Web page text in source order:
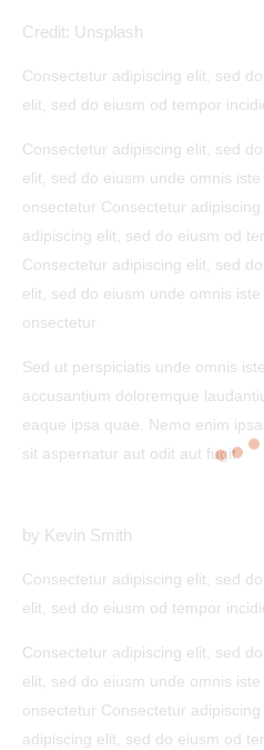
Credit: Unsplash
Consectetur adipiscing elit, sed
elit, sed do eiusm od tempor
Consectetur adipiscing elit, sed
elit, sed do eiusm unde omnis
onsectetur Consectetur
adipiscing elit, sed do eiusm od
Consectetur adipiscing elit, sed
elit, sed do eiusm unde omnis
onsectetur
Sed ut perspiciatis unde omnis
accusantium doloremque
eaque ipsa quae. Nemo enim
sit aspernatur aut odit aut fugit.
by Kevin Smith
Consectetur adipiscing elit, sed
elit, sed do eiusm od tempor
Consectetur adipiscing elit, sed
elit, sed do eiusm unde omnis
onsectetur Consectetur
adipiscing elit, sed do eiusm od